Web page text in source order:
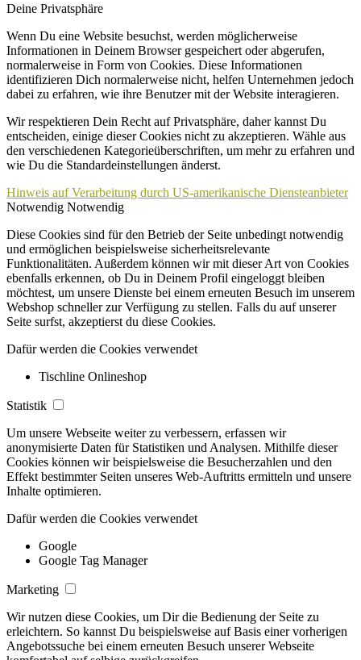
Deine Privatsphäre
Wenn Du eine Website besuchst, werden möglicherweise
Informationen in Deinem Browser gespeichert oder abgerufen,
normalerweise in Form von Cookies. Diese Informationen
identifizieren Dich normalerweise nicht, helfen Unternehmen jedoch
dabei zu erfahren, wie ihre Benutzer mit der Website interagieren.
Wir respektieren Dein Recht auf Privatsphäre, daher kannst Du
entscheiden, einige dieser Cookies nicht zu akzeptieren. Wähle aus
den verschiedenen Kategorieüberschriften, um mehr zu erfahren und
wie Du die Standardeinstellungen änderst.
Hinweis auf Verarbeitung durch US-amerikanische Diensteanbieter
Notwendig Notwendig
Diese Cookies sind für den Betrieb der Seite unbedingt notwendig
und ermöglichen beispielsweise sicherheitsrelevante
Funktionalitäten. Außerdem können wir mit dieser Art von Cookies
ebenfalls erkennen, ob Du in Deinem Profil eingeloggt bleiben
möchtest, um unsere Dienste bei einem erneuten Besuch im unserem
Webshop schneller zur Verfügung zu stellen. Falls du auf unserer
Seite surfst, akzeptierst du diese Cookies.
Dafür werden die Cookies verwendet
Tischline Onlineshop
Statistik
Um unsere Webseite weiter zu verbessern, erfassen wir
anonymisierte Daten für Statistiken und Analysen. Mithilfe dieser
Cookies können wir beispielsweise die Besucherzahlen und den
Effekt bestimmter Seiten unseres Web-Auftritts ermitteln und unsere
Inhalte optimieren.
Dafür werden die Cookies verwendet
Google
Google Tag Manager
Marketing
Wir nutzen diese Cookies, um Dir die Bedienung der Seite zu
erleichtern. So kannst Du beispielsweise auf Basis einer vorherigen
Angebotssuche bei einem erneuten Besuch unserer Webseite